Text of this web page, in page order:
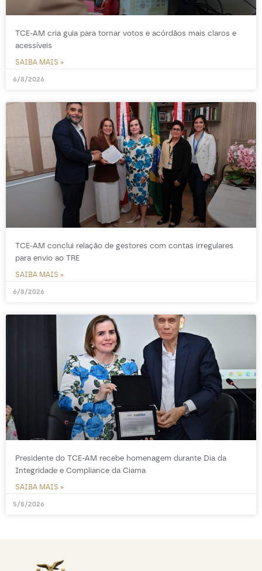
TCE-AM cria guia para tornar votos e acórdãos mais claros e
acessíveis
SAIBA MAIS »
6/8/2026
TCE-AM conclui relação de gestores com contas irregulares
para envio ao TRE
SAIBA MAIS »
6/8/2026
Presidente do TCE-AM recebe homenagem durante Dia da
Integridade e Compliance da Ciama
SAIBA MAIS »
5/8/2026